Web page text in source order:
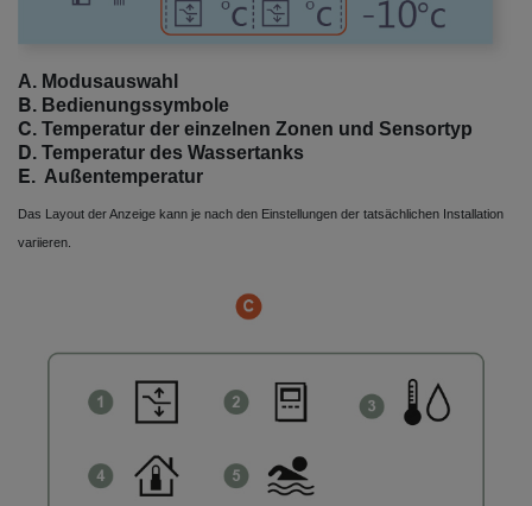
A. Modusauswahl
B. Bedienungssymbole
C. Temperatur der einzelnen Zonen und Sensortyp
D. Temperatur des Wassertanks
E. Außentemperatur
Das Layout der Anzeige kann je nach den Einstellungen der tatsächlichen Installation
variieren.